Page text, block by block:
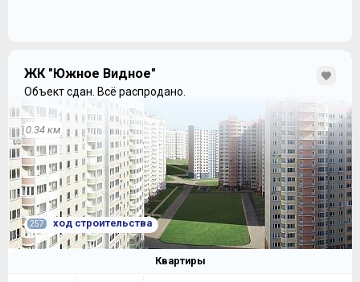
В некоторых двушках будет и гостевой санузел.
ЖК "Южное Видное"
Объект сдан. Всё распродано.
0.34 км
257 ход строительства
Квартиры